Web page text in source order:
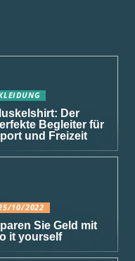
Der
Begleiter für
und Freizeit
10/2022
Sie Geld mit
it yourself